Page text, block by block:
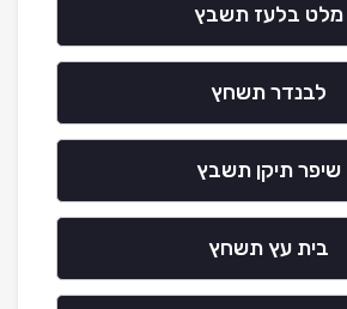
מלט בלעז תשבץ
לבנדר תשחץ
שיפר תיקן תשבץ
בית עץ תשחץ